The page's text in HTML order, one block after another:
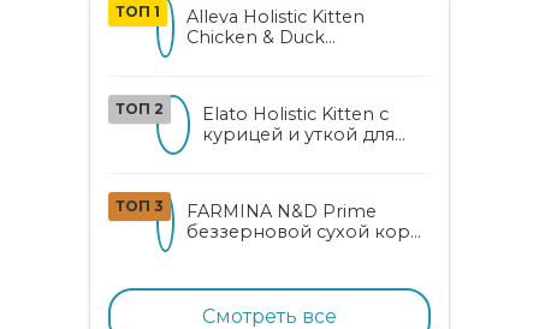
ТОП 1
Alleva Holistic Kitten
Chicken & Duck
ТОП 2
Elato Holistic Kitten с
курицей и уткой для
ТОП 3
FARMINA N&D Prime
беззерновой сухой корм
курицей и гранатом
Смотреть все